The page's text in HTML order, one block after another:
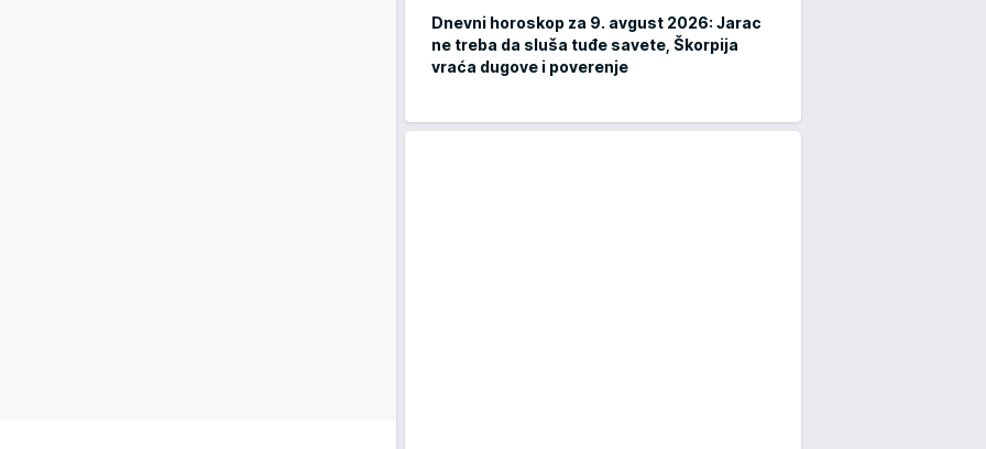
Dnevni horoskop za 9. avgust 2026: Jarac
ne treba da sluša tuđe savete, Škorpija
vraća dugove i poverenje